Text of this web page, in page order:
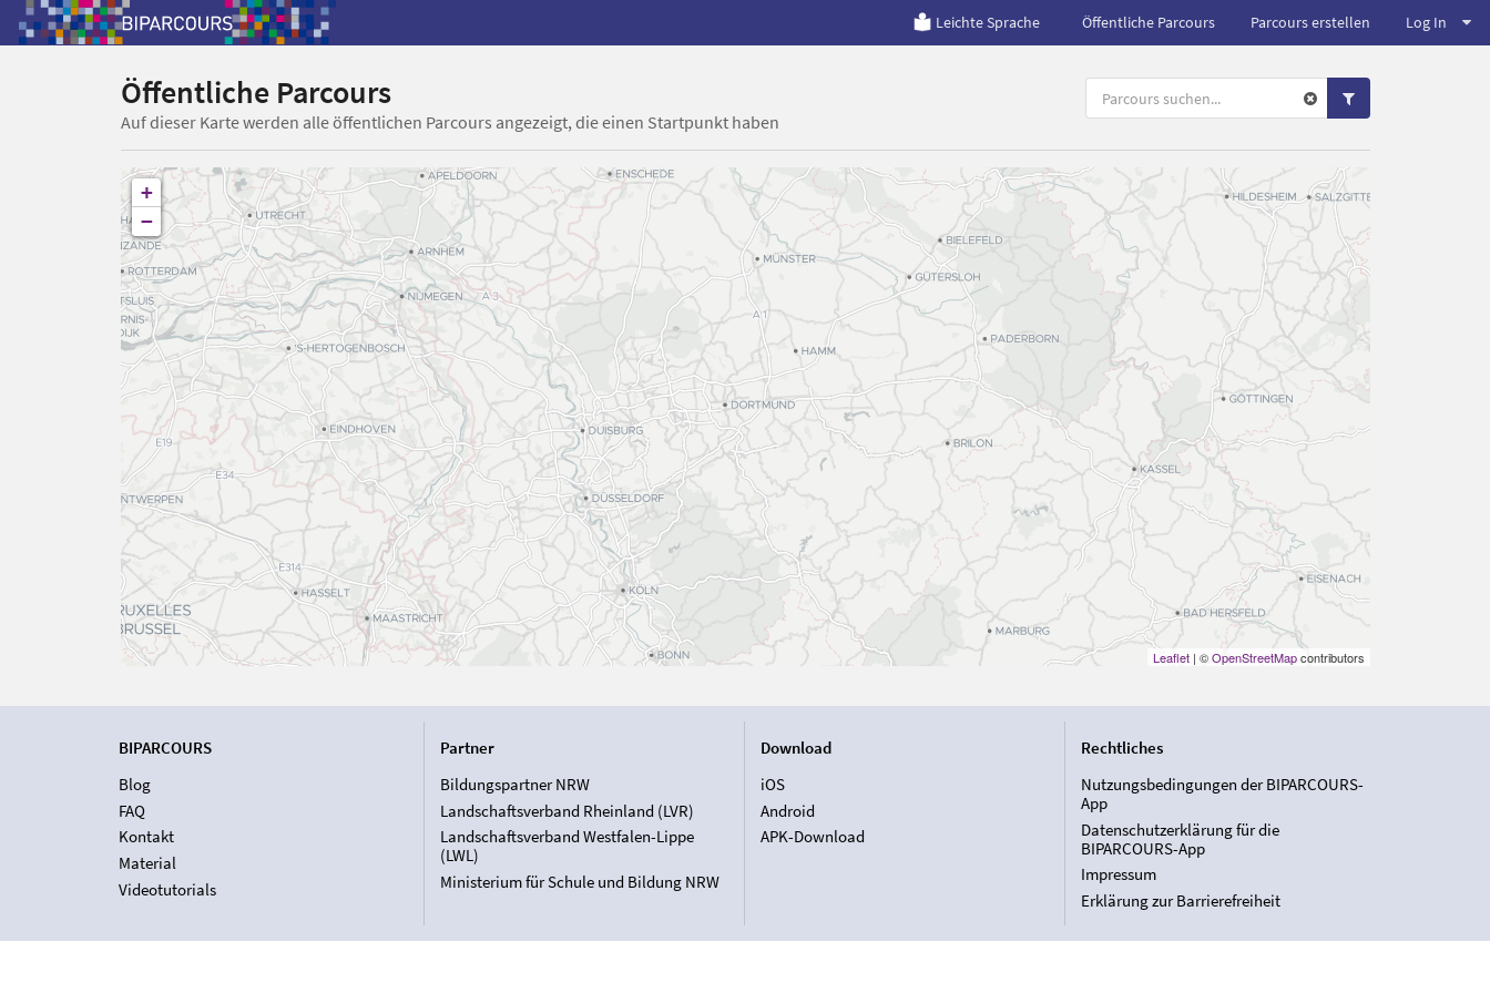
Leichte Sprache Öffentliche Parcours Parcours erstellen Log In
Öffentliche Parcours
Auf dieser Karte werden alle öffentlichen Parcours angezeigt, die einen Startpunkt haben
+
−
Leaflet| ©OpenStreetMapcontributors
BIPARCOURS
Blog
FAQ
Kontakt
Material
Videotutorials
Partner
Bildungspartner NRW
Landschaftsverband Rheinland (LVR)
Landschaftsverband Westfalen-Lippe
(LWL)
Ministerium für Schule und Bildung NRW
Download
iOS
Android
APK-Download
Rechtliches
Nutzungsbedingungen der BIPARCOURS-
App
Datenschutzerklärung für die
BIPARCOURS-App
Impressum
Erklärung zur Barrierefreiheit